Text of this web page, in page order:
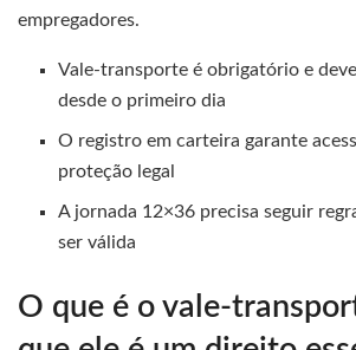
empregadores.
Vale-transporte é obrigatório e
desde o primeiro dia
O registro em carteira garante
proteção legal
A jornada 12×36 precisa seguir
ser válida
O que é o vale-